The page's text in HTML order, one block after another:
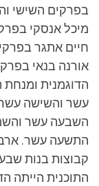
בפרקים השישי
מיכל אנסקי
חיים אתגר
אורנה בנאי
הדוגמנית ומנחת
עשר והשישה
השבעה עשר
התשעה עשר.
קבוצות בנות
התוכנית הייתה